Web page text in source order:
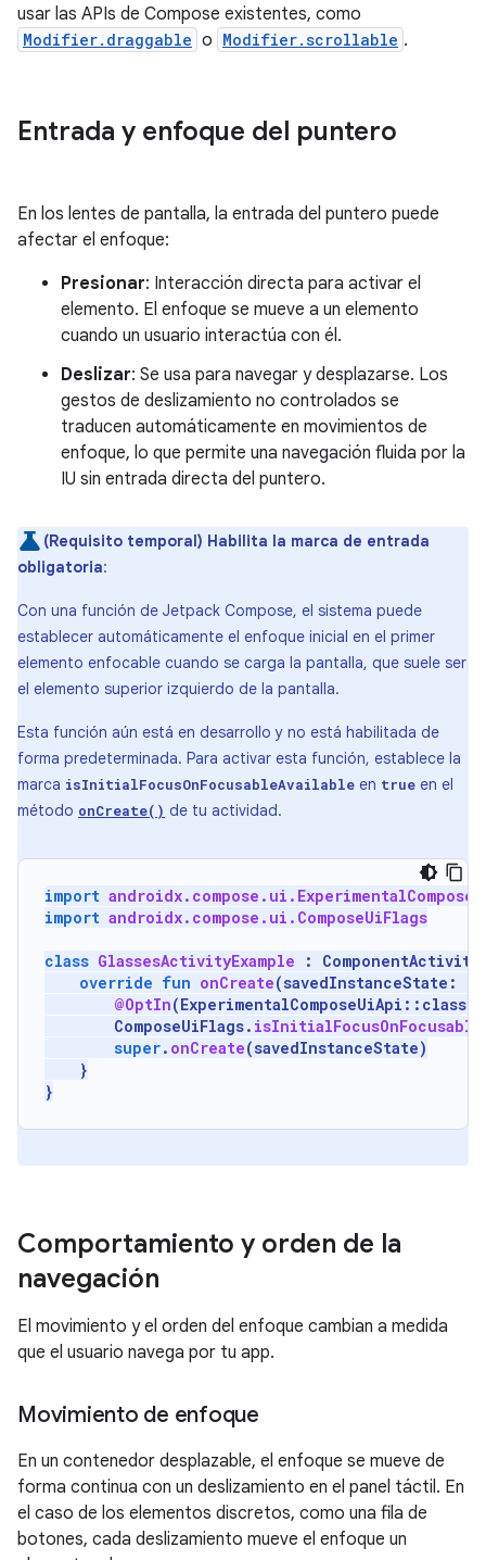
usar las APIs de Compose existentes, como
Modifier.draggable o Modifier.scrollable .
Entrada y enfoque del puntero
En los lentes de pantalla, la entrada del puntero puede
afectar el enfoque:
Presionar: Interacción directa para activar el
elemento. El enfoque se mueve a un elemento
cuando un usuario interactúa con él.
Deslizar: Se usa para navegar y desplazarse. Los
gestos de deslizamiento no controlados se
traducen automáticamente en movimientos de
enfoque, lo que permite una navegación fluida por la
IU sin entrada directa del puntero.
(Requisito temporal) Habilita la marca de entrada
obligatoria:
Con una función de Jetpack Compose, el sistema puede
establecer automáticamente el enfoque inicial en el primer
elemento enfocable cuando se carga la pantalla, que suele ser
el elemento superior izquierdo de la pantalla.
Esta función aún está en desarrollo y no está habilitada de
forma predeterminada. Para activar esta función, establece la
marca isInitialFocusOnFocusableAvailable en true en el
método onCreate() de tu actividad.
import
import androidx.compose.ui.ComposeUiFlags
class GlassesActivityExample : ComponentActivity
override fun onCreate(savedInstanceState :
@OptIn(ExperimentalComposeUiApi :: class
ComposeUiFlags.
super. onCreate(savedInstanceState)
}
}
Comportamiento y orden de la
navegación
El movimiento y el orden del enfoque cambian a medida
que el usuario navega por tu app.
Movimiento de enfoque
En un contenedor desplazable, el enfoque se mueve de
forma continua con un deslizamiento en el panel táctil. En
el caso de los elementos discretos, como una fila de
botones, cada deslizamiento mueve el enfoque un